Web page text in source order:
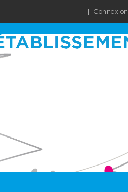
| Connexion